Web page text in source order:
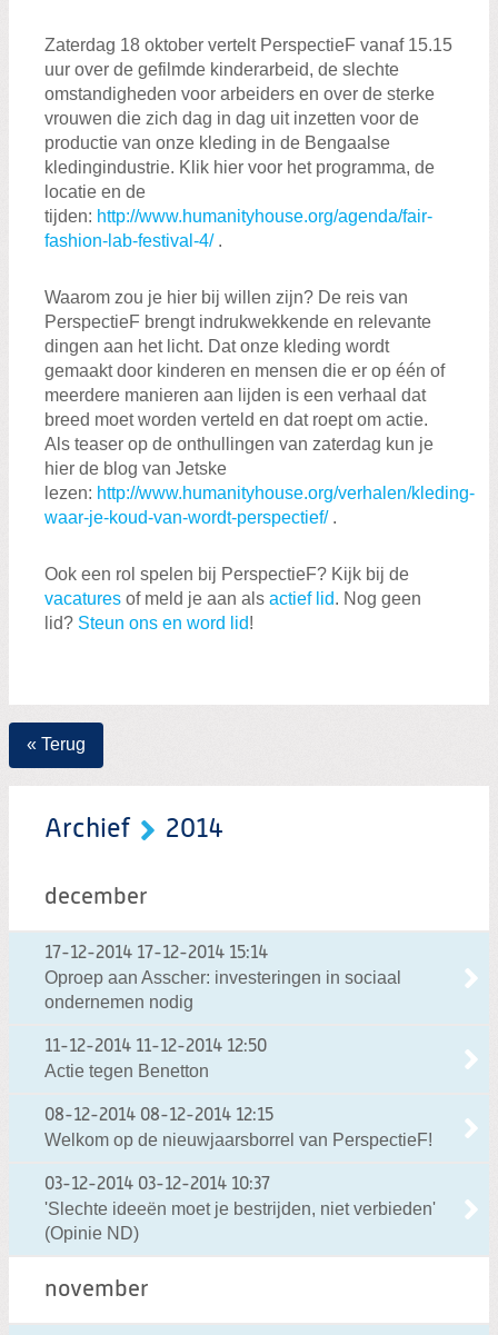
Zaterdag 18 oktober vertelt PerspectieF vanaf 15.15
uur over de gefilmde kinderarbeid, de slechte
omstandigheden voor arbeiders en over de sterke
vrouwen die zich dag in dag uit inzetten voor de
productie van onze kleding in de Bengaalse
kledingindustrie. Klik hier voor het programma, de
locatie en de
tijden: http://www.humanityhouse.org/agenda/fair-
fashion-lab-festival-4/ .
Waarom zou je hier bij willen zijn? De reis van
PerspectieF brengt indrukwekkende en relevante
dingen aan het licht. Dat onze kleding wordt
gemaakt door kinderen en mensen die er op één of
meerdere manieren aan lijden is een verhaal dat
breed moet worden verteld en dat roept om actie.
Als teaser op de onthullingen van zaterdag kun je
hier de blog van Jetske
lezen: http://www.humanityhouse.org/verhalen/kleding-
waar-je-koud-van-wordt-perspectief/ .
Ook een rol spelen bij PerspectieF? Kijk bij de
vacatures of meld je aan als actief lid. Nog geen
lid? Steun ons en word lid!
« Terug
Archief 2014
december
17-12-2014 17-12-2014 15:14
Oproep aan Asscher: investeringen in sociaal
ondernemen nodig
11-12-2014 11-12-2014 12:50
Actie tegen Benetton
08-12-2014 08-12-2014 12:15
Welkom op de nieuwjaarsborrel van PerspectieF!
03-12-2014 03-12-2014 10:37
'Slechte ideeën moet je bestrijden, niet verbieden'
(Opinie ND)
november